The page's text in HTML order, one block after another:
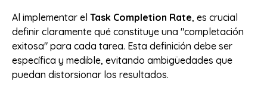
Al implementar el Task Completion Rate, es crucial
definir claramente qué constituye una "completación
exitosa" para cada tarea. Esta definición debe ser
específica y medible, evitando ambigüedades que
puedan distorsionar los resultados.